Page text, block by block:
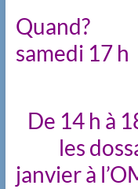
samedi 17 h
A
De 14 h à
les
janvier à